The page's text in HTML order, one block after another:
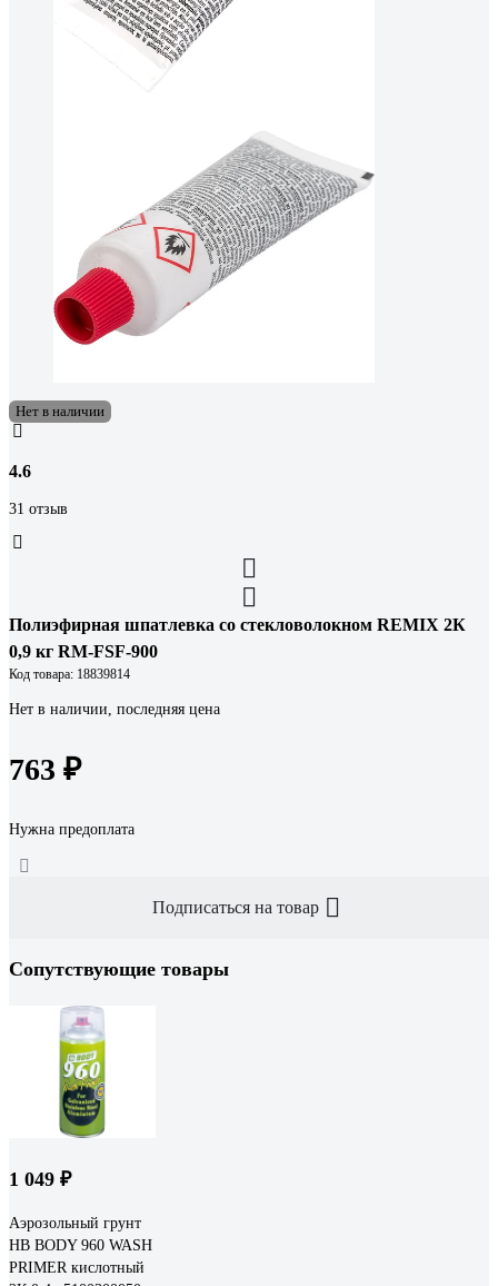
Нет в наличии
4.6
31 отзыв
Полиэфирная шпатлевка со стекловолокном REMIX 2К
0,9 кг RM-FSF-900
Код товара: 18839814
Нет в наличии, последняя цена
763 ₽
Нужна предоплата
Подписаться на товар
Сопутствующие товары
1 049 ₽
Аэрозольный грунт
HB BODY 960 WASH
PRIMER кислотный